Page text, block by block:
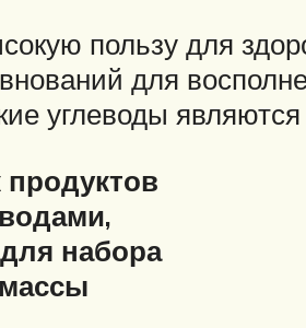
пользу для
для
углеводы
набора